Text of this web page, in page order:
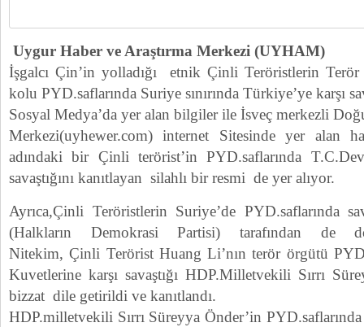
Uygur Haber ve Araştırma Merkezi (UYHAM)
İşgalcı Çin’in yolladığı etnik Çinli Teröristlerin
kolu PYD.saflarında Suriye sınırında Türkiye’ye karşı
Sosyal Medya’da yer alan bilgiler ile İsveç merkezli
Merkezi(uyhewer.com) internet Sitesinde yer alan
adındaki bir Çinli terörist’in PYD.saflarında
savaştığını kanıtlayan silahlı bir resmi de yer alıyor.
Ayrıca,Çinli Teröristlerin Suriye’de PYD.saflarında
(Halkların Demokrasi Partisi) tarafından de
Nitekim, Çinli Terörist Huang Li’nın terör örgütü
Kuvetlerine karşı savaştığı HDP.Milletvekili Sırrı
bizzat dile getirildi ve kanıtlandı.
HDP.milletvekili Sırrı Süreyya Önder’in PYD.saflarında